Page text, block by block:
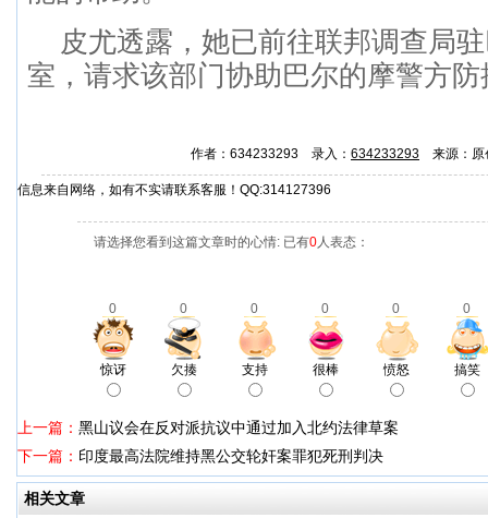
皮尤透露，她已前往联邦调查局
室，请求该部门协助巴尔的摩警方
作者：634233293 录入： 634233293 来源：
信息来自网络，如有不实请联系客服！QQ:314127396
请选择您看到这篇文章时的心情: 已有0人表态：
0 0 0 0 0 0
惊讶 欠揍 支持 很棒 愤怒 搞笑
上一篇： 黑山议会在反对派抗议中通过加入北约法律草案
下一篇： 印度最高法院维持黑公交轮奸案罪犯死刑判决
相关文章